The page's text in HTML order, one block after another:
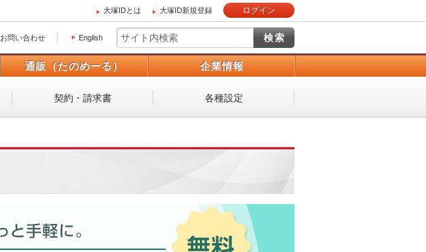
大塚IDとは 大塚ID新規登録 ログイン
お問い合わせ English
通販（たのめーる） 企業情報
契約・請求書 各種設定